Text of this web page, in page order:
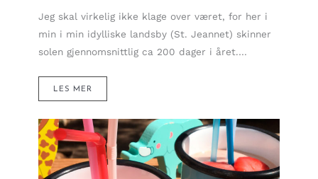
Jeg skal virkelig ikke klage over været, for her i
min i min idylliske landsby (St. Jeannet) skinner
solen gjennomsnittlig ca 200 dager i året.…
LES MER